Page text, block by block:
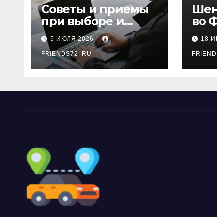
Советы и приемы
при выборе и
бронировании
авиабилетов
5 ИЮЛЯ 2026
FRIENDS72_RU
во
18